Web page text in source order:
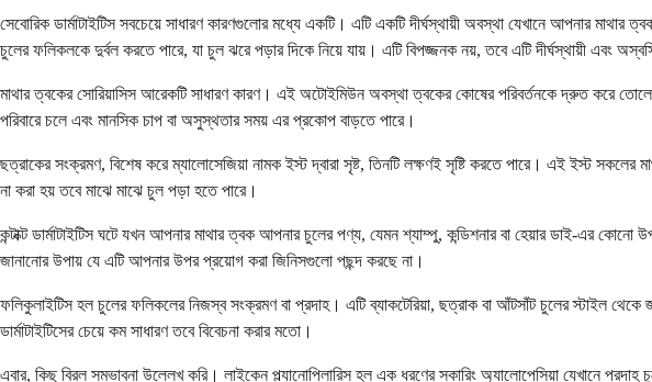
সেবোরিক ডার্মাটাইটিস সবচেয়ে সাধারণ কারণগুলোর মধ্যে একটি। এটি একটি দীর্ঘস্থায়ী অবস্থা যেখানে আপনার
চুলের ফলিকলকে দুর্বল করতে পারে, যা চুল ঝরে পড়ার দিকে নিয়ে যায়। এটি বিপজ্জনক নয়, তবে এটি দীর্ঘস্থায়ী এবং
মাথার ত্বকের সোরিয়াসিস আরেকটি সাধারণ কারণ। এই অটোইমিউন অবস্থা ত্বকের কোষের পরিবর্তনকে দ্রুত করে
পরিবারে চলে এবং মানসিক চাপ বা অসুস্থতার সময় এর প্রকোপ বাড়তে পারে।
ছত্রাকের সংক্রমণ, বিশেষ করে ম্যালোসেজিয়া নামক ইস্ট দ্বারা সৃষ্ট, তিনটি লক্ষণই সৃষ্টি করতে পারে। এই ইস্ট
না করা হয় তবে মাঝে মাঝে চুল পড়া হতে পারে।
কন্টাক্ট ডার্মাটাইটিস ঘটে যখন আপনার মাথার ত্বক আপনার চুলের পণ্য, যেমন শ্যাম্পু, কন্ডিশনার বা হেয়ার ডাই-এর
জানানোর উপায় যে এটি আপনার উপর প্রয়োগ করা জিনিসগুলো পছন্দ করছে না।
ফলিকুলাইটিস হল চুলের ফলিকলের নিজস্ব সংক্রমণ বা প্রদাহ। এটি ব্যাকটেরিয়া, ছত্রাক বা আঁটসাঁট চুলের স্টাইল
ডার্মাটাইটিসের চেয়ে কম সাধারণ তবে বিবেচনা করার মতো।
এবার, কিছু বিরল সম্ভাবনা উল্লেখ করি। লাইকেন প্ল্যানোপিলারিস হল এক ধরণের স্কারিং অ্যালোপেসিয়া যেখানে